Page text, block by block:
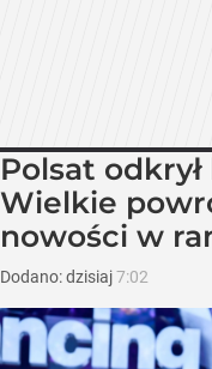
Polsat
Wielkie
nowości w
Dodano:dzisiaj7:02